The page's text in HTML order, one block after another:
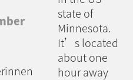
state of
Minnesota.
It’s located
about one
hour away